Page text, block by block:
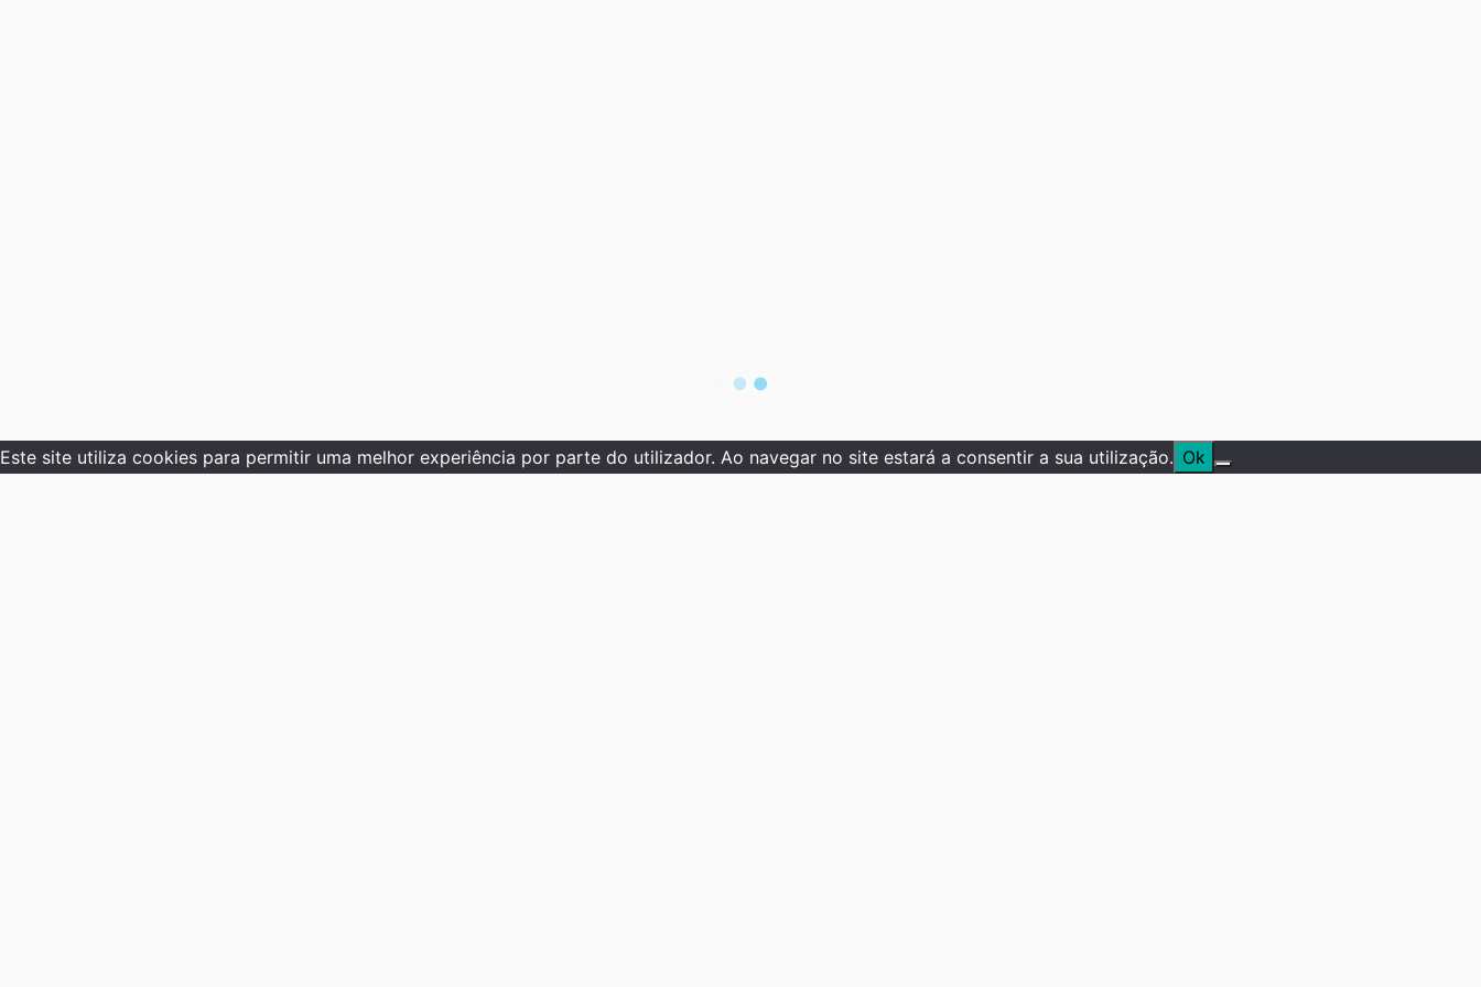
Este site utiliza cookies para permitir uma melhor experiência por parte do utilizador. Ao navegar no site estará a consentir a sua utilização. Ok